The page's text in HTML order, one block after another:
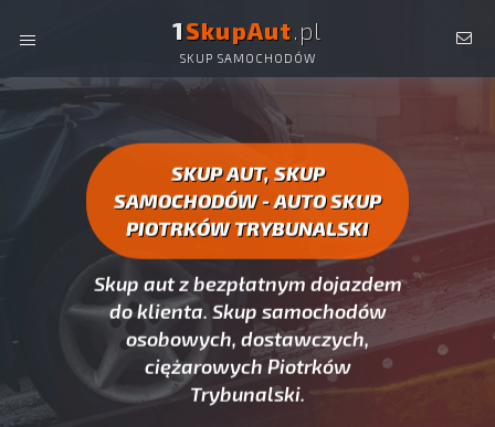
1SkupAut.pl
SKUP SAMOCHODÓW
AUTO SKUP PIOTRKÓW TRYBUNALSKI -
CAŁYCH, SKUP SAMOCHODÓW PIOTRKÓW TRYBUNALSKI
SKUP AUT, SKUP
SAMOCHODÓW - AUTO SKUP
PIOTRKÓW TRYBUNALSKI
Skup aut z bezpłatnym dojazdem
do klienta. Skup samochodów
osobowych, dostawczych,
ciężarowych Piotrków
Trybunalski.